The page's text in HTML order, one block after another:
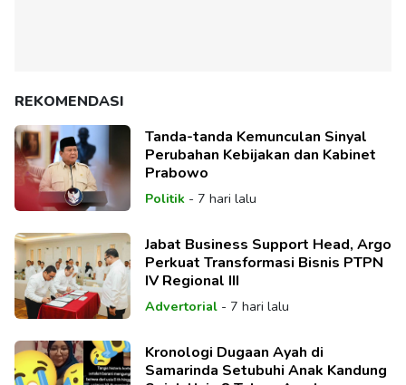
REKOMENDASI
Tanda-tanda Kemunculan Sinyal
Perubahan Kebijakan dan Kabinet
Prabowo
Politik- 7 hari lalu
Jabat Business Support Head, Argo
Perkuat Transformasi Bisnis PTPN
IV Regional III
Advertorial- 7 hari lalu
Kronologi Dugaan Ayah di
Samarinda Setubuhi Anak Kandung